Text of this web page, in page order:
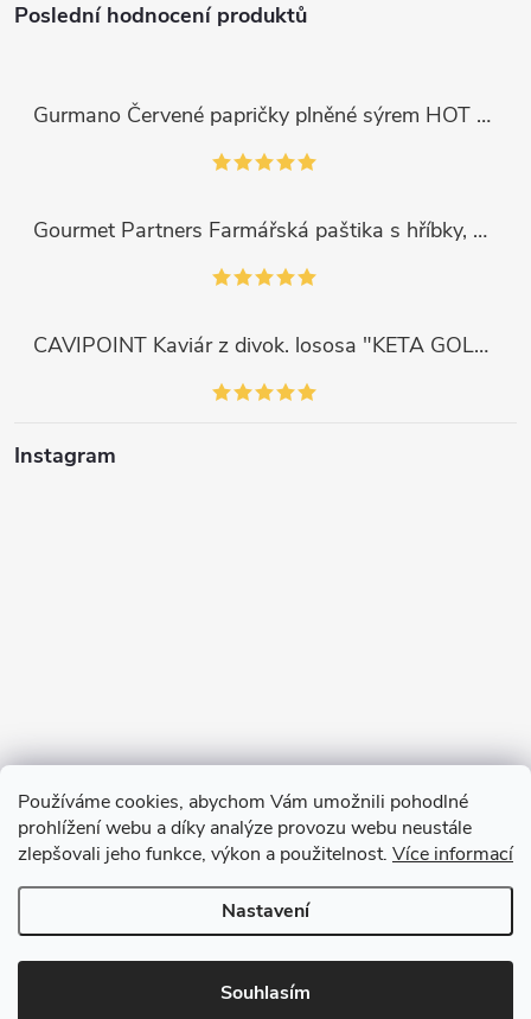
Používáme cookies, abychom Vám umožnili pohodlné
prohlížení webu a díky analýze provozu webu neustále
zlepšovali jeho funkce, výkon a použitelnost. Více informací
Nastavení
Souhlasím
Poslední hodnocení produktů
Gurmano Červené papričky plněné sýrem HOT palivé, 290g
Gourmet Partners Farmářská paštika s hříbky, 180g
CAVIPOINT Kaviár z divok. lososa "KETA GOLD", 200g
Instagram
Sledovat na Instagramu
Copyright 2026GOURMET PARTNERS. Všechna práva vyhrazena.